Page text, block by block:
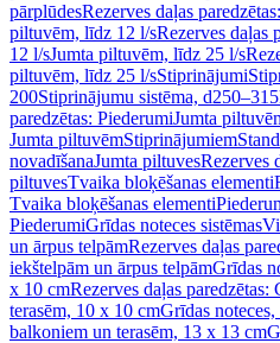
pārplūdesRezerves daļas
piltuvēm, līdz 12 l/sRezerves daļas
12 l/sJumta piltuvēm, līdz 25 l/s
piltuvēm, līdz 25 l/sStiprinājumi
200Stiprinājumu sistēma, d250–315
paredzētas: PiederumiJumta
Jumta piltuvēmStiprinājumiem
novadīšanaJumta piltuvesRezerves
piltuvesTvaika bloķēšanas elementi
Tvaika bloķēšanas elementi
PiederumiGrīdas noteces sistēmas
un ārpus telpāmRezerves daļas
iekštelpām un ārpus telpāmGrīdas
x 10 cmRezerves daļas
terasēm, 10 x 10 cmGrīdas
balkoniem un terasēm, 13 x 13 cm